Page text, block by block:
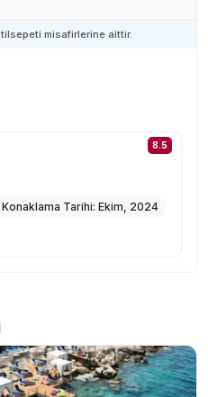
misafirlerine aittir.
8.5
Konaklama Tarihi: Ekim, 2024